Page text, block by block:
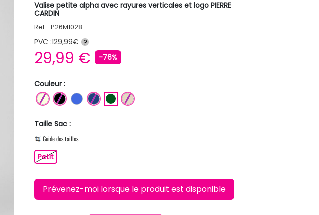
Valise petite alpha avec rayures verticales et logo PIERRE
CARDIN
Ref. : P26M1028
PVC :129,99€ ?
29,99 € -76%
Couleur :
BLANC ECRU
NOIRBLEU ROIBLEU FONCEVERT FONCE
BEIGE
Taille Sac :
Guide des tailles
PetitPetit
Prévenez-moi lorsque le produit est disponible